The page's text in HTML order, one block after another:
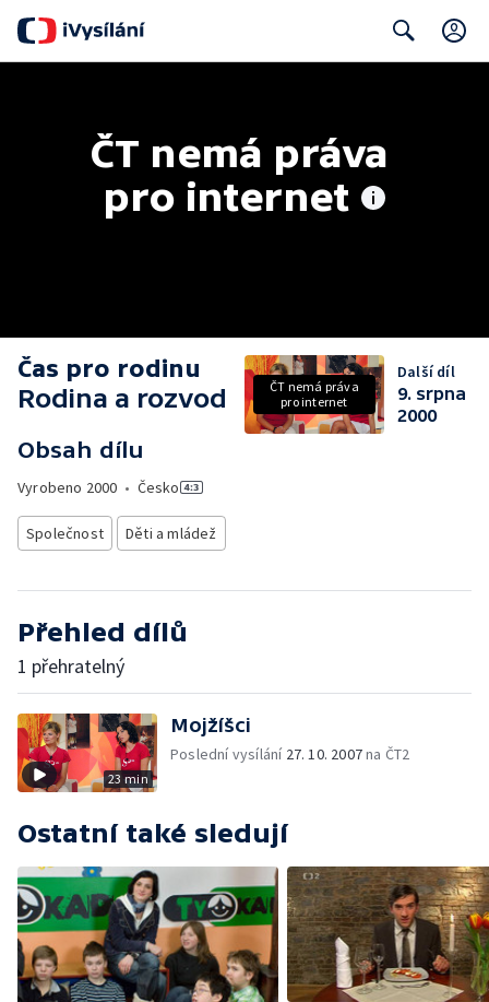
ČT nemá práva
pro internet
Čas pro rodinu
Rodina a rozvod
Obsah dílu
Vyrobeno 2000 • Česko
Společnost Děti a mládež
ČT nemá práva
pro internet
Další díl
9. srpna
2000
Přehled dílů
1 přehratelný
23 min
Mojžíšci
Poslední vysílání 27. 10. 2007na ČT2
Ostatní také sledují